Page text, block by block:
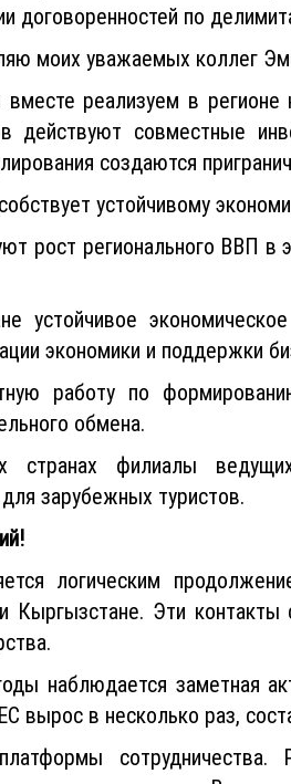
договоренностей по
моих уважаемых коллег
реализуем в
действуют совместные
создаются
устойчивому
рост регионального ВВП
устойчивое
экономики и поддержки
работу по
обмена.
филиалы ведущих
зарубежных туристов.
логическим
Кыргызстане. Эти
наблюдается заметная
вырос в несколько раз,